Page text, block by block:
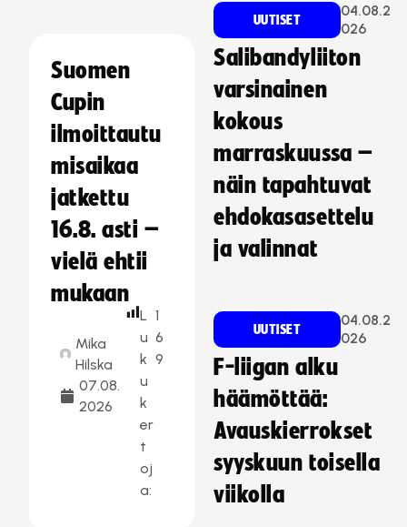
Suomen
Cupin
ilmoittautu
misaikaa
jatkettu
16.8. asti –
vielä ehtii
mukaan
Mika
Hilska
07.08.
2026
L
u
k
u
k
er
t
oj
a:
1
6
9
UUTISET
04.08.2
026
Salibandyliiton
varsinainen
kokous
marraskuussa –
näin tapahtuvat
ehdokasasettelu
ja valinnat
UUTISET
04.08.2
026
F-liigan alku
häämöttää:
Avauskierrokset
syyskuun toisella
viikolla